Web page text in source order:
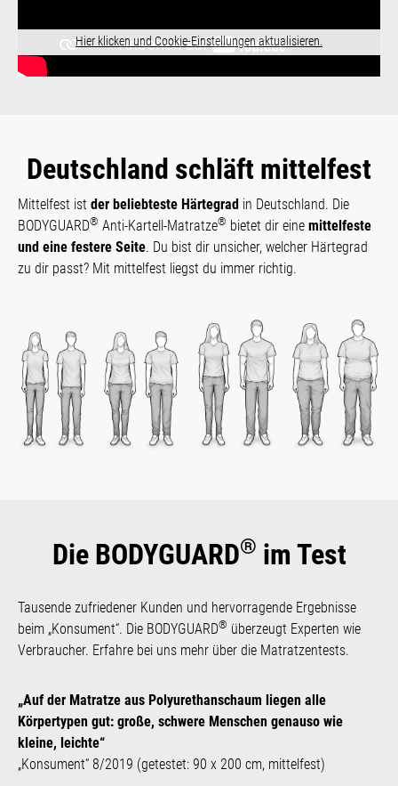
Hier klicken und Cookie-Einstellungen aktualisieren.
Deutschland schläft mittelfest
Mittelfest ist der beliebteste Härtegrad in Deutschland. Die
BODYGUARD® Anti-Kartell-Matratze® bietet dir eine mittelfeste
und eine festere Seite. Du bist dir unsicher, welcher Härtegrad
zu dir passt? Mit mittelfest liegst du immer richtig.
Die BODYGUARD® im Test
Tausende zufriedener Kunden und hervorragende Ergeb­nisse
beim „Konsument“. Die BODYGUARD® überzeugt Experten wie
Verbraucher. Erfahre bei uns mehr über die Matratzen­tests.
„Auf der Matratze aus Polyurethanschaum liegen alle
Körpertypen gut: große, schwere Menschen genauso wie
kleine, leichte“
„Konsument“ 8/2019 (getestet: 90 x 200 cm, mittelfest)